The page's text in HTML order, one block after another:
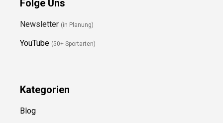
Folge Uns
Newsletter (in Planung)
Kategorien